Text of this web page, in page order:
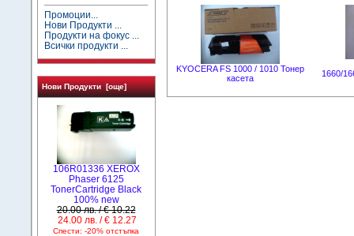
Промоции...
Нови Продукти ...
Продукти на фокус ...
Всички продукти ...
Нови Продукти [още]
106R01336 XEROX
Phaser 6125
TonerCartridge Black
100% new
20.00 лв. / € 10.22
24.00 лв. / € 12.27
Спести: -20% отстъпка
KYOCERA FS 1000 / 1010 Тонер
касета
1660/